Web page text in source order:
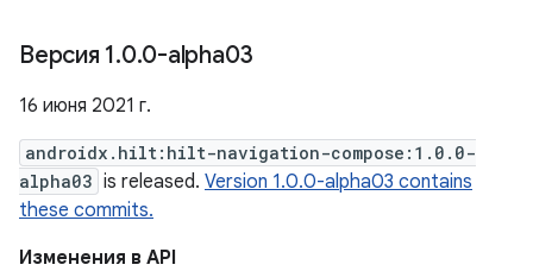
Версия 1.0.0-alpha03
16 июня 2021 г.
androidx.hilt:hilt-navigation-compose:1.0.0-
alpha03 is released. Version 1.0.0-alpha03 contains
these commits.
Изменения в API